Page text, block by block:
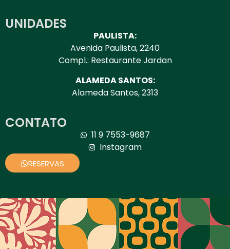
UNIDADES
PAULISTA:
Avenida Paulista, 2240
Compl.: Restaurante Jardan
ALAMEDA SANTOS:
Alameda Santos, 2313
CONTATO
11 9 7553-9687
Instagram
RESERVAS